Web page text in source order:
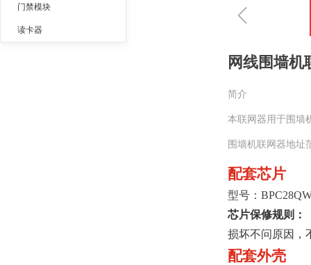
ꁆ
网线围墙机
简介
本联网器用于围墙
围墙机联网器地址
配套芯片
型号：
芯片保修规则：
损坏不问原因，
配套外壳
门禁模块
读卡器